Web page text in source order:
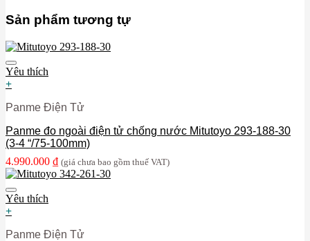
Sản phẩm tương tự
Yêu thích
+
Panme Điện Tử
Panme đo ngoài điện tử chống nước Mitutoyo 293-188-30
(3-4 “/75-100mm)
4.990.000 ₫ (giá chưa bao gồm thuế VAT)
Yêu thích
+
Panme Điện Tử